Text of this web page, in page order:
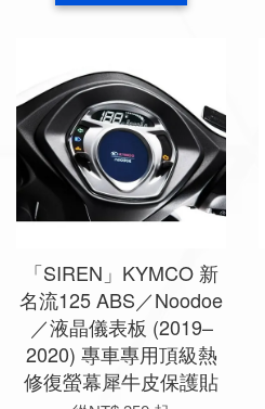
「SIREN」KYMCO 新
名流125 ABS／Noodoe
／液晶儀表板 (2019–
2020) 專車專用頂級熱
修復螢幕犀牛皮保護貼